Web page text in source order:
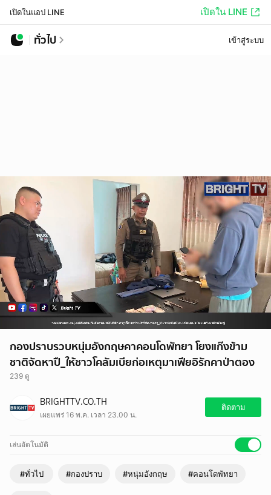
เปิดในแอป LINE เปิดใน LINE
ทั่วไป เข้าสู่ระบบ
กองปราบรวบหนุ่มอังกฤษคาคอนโดพัทยา โยงแก๊งข้าม
ชาติจัดหาปื_ให้ชาวโคลัมเบียก่อเหตุมาเฟียอิรักคาป่าตอง
239 ดู
BRIGHTTV.CO.TH
เผยแพร่ 16 พ.ค. เวลา 23.00 น.
ติดตาม
เล่นอัตโนมัติ
#ทั่วไป #กองปราบ #หนุ่มอังกฤษ #คอนโดพัทยา